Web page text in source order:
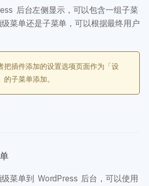
电子商务和支付
后台左侧显示，可以包含一组子菜
菜单还是子菜单，可以根据最终用户
把插件添加的设置选项页面作为「设
子菜单添加。
菜单到 WordPress 后台，可以使用